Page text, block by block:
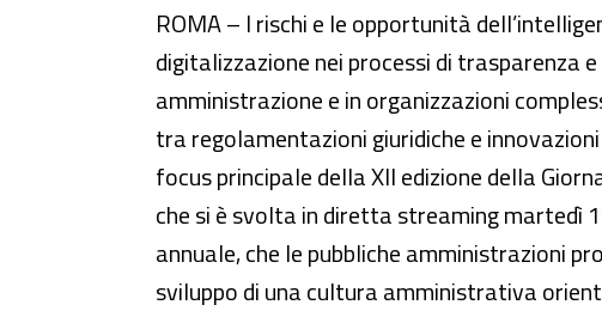
L’intelligenza artificiale e i sistemi
ROMA – I rischi e le opportunità
digitalizzazione nei processi di trasparenza
amministrazione e in organizzazioni
tra regolamentazioni giuridiche e
focus principale della XII edizione della
che si è svolta in diretta streaming martedì
annuale, che le pubbliche amministrazioni
sviluppo di una cultura amministrativa